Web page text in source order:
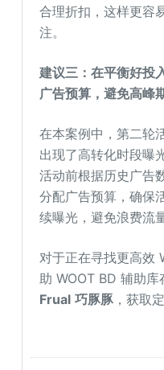
合理折扣，这样更容
注。
建议三 ：在平衡好投
广告预算，避免高峰
在本案例中，第二轮
出现了高转化时段曝
活动前根据历史广告
分配广告预算，确保
续曝光，避免浪费流
对于正在寻找更高效
助 WOOT BD 辅助
Frual 巧豚豚 ，获取